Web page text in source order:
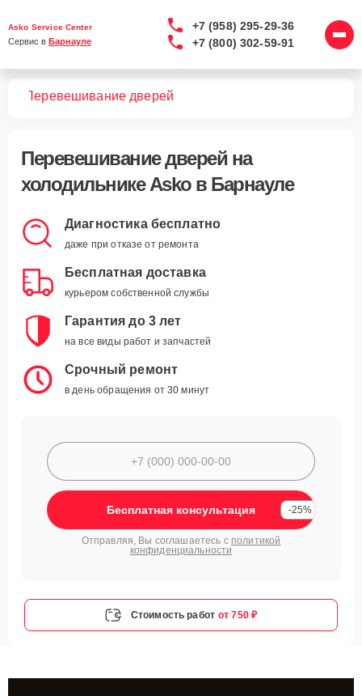
Asko Service Center
Сервис в Барнауле
+7 (958) 295-29-36
+7 (800) 302-59-91
Перевешивание дверей
Перевешивание дверей на
холодильнике Asko в Барнауле
Диагностика бесплатно
даже при отказе от ремонта
Бесплатная доставка
курьером собственной службы
Гарантия до 3 лет
на все виды работ и запчастей
Срочный ремонт
в день обращения от 30 минут
Бесплатная консультация -25%
Отправляя, Вы соглашаетесь с политикой
конфиденциальности
Стоимость работ от 750 ₽